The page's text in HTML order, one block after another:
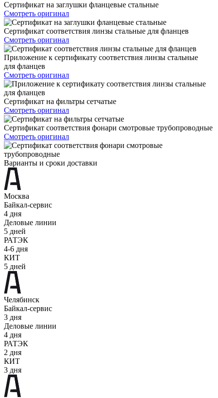
Сертификат на заглушки фланцевые стальные
Смотреть оригинал
Сертификат соответствия линзы стальные для фланцев
Смотреть оригинал
Приложение к сертификату соответствия линзы стальные
для фланцев
Смотреть оригинал
Сертификат на фильтры сетчатые
Смотреть оригинал
Сертификат соответствия фонари смотровые трубопроводные
Смотреть оригинал
Варианты и сроки доставки
Москва
Байкал-сервис
4 дня
Деловые линии
5 дней
РАТЭК
4-6 дня
КИТ
5 дней
Челябинск
Байкал-сервис
3 дня
Деловые линии
4 дня
РАТЭК
2 дня
КИТ
3 дня